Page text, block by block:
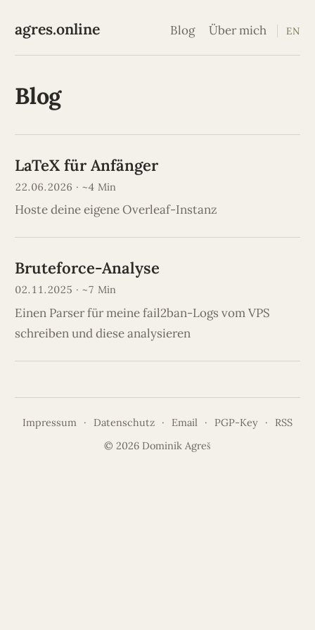
agres.online Blog Über mich EN
Blog
LaTeX für Anfänger
22.06.2026 · ~4 Min
Hoste deine eigene Overleaf-Instanz
Bruteforce-Analyse
02.11.2025 · ~7 Min
Einen Parser für meine fail2ban-Logs vom VPS
schreiben und diese analysieren
Impressum · Datenschutz · Email · PGP-Key ·
RSS
© 2026 Dominik Agreš